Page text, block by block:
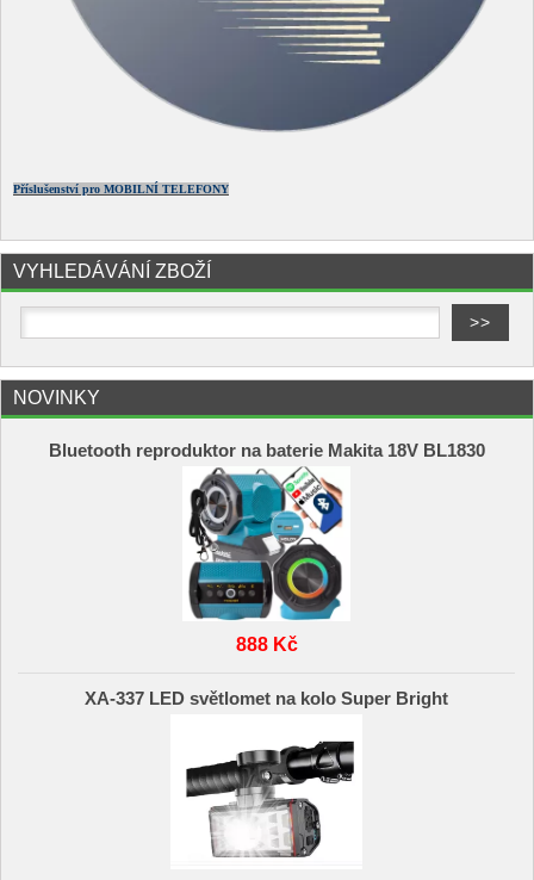
Příslušenství pro MOBILNÍ TELEFONY
VYHLEDÁVÁNÍ ZBOŽÍ
NOVINKY
Bluetooth reproduktor na baterie Makita 18V BL1830
888 Kč
XA-337 LED světlomet na kolo Super Bright